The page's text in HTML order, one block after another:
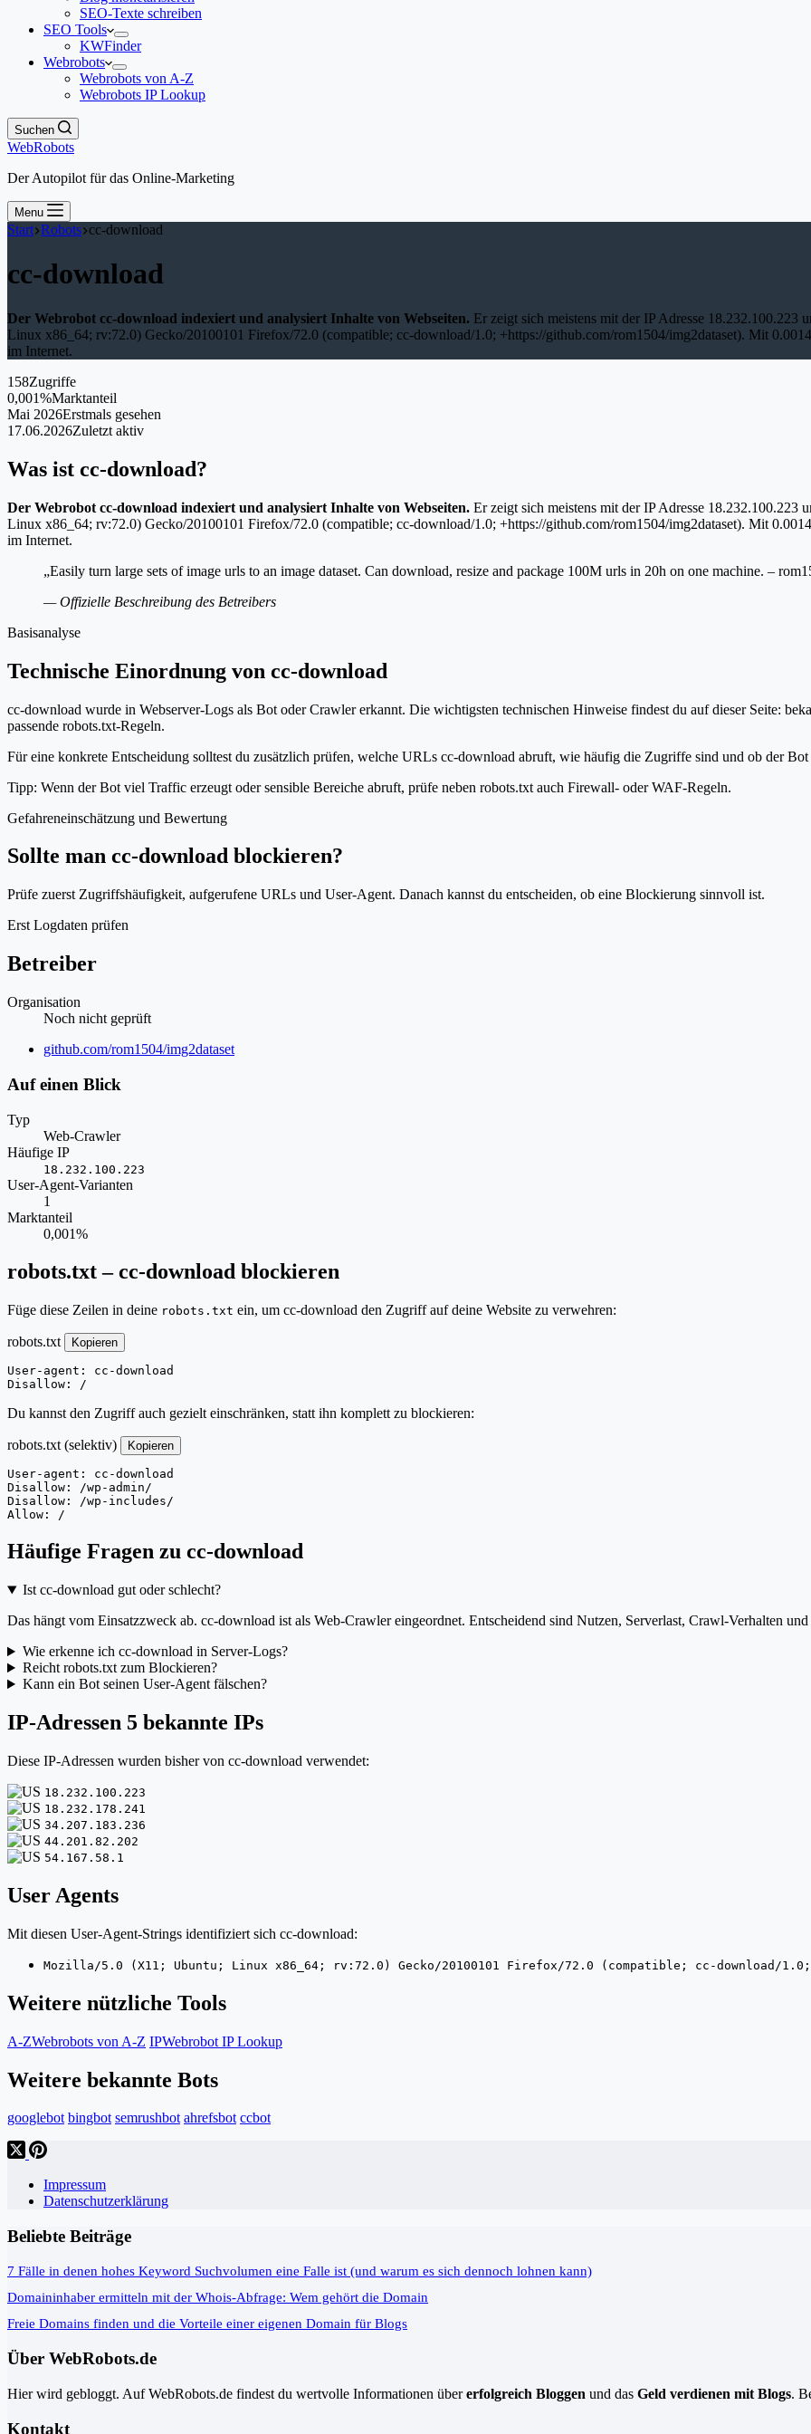
SEO-Texte schreiben
SEO Tools
KWFinder
Webrobots
Webrobots von A-Z
Webrobots IP Lookup
Suchen
WebRobots
Der Autopilot für das Online-Marketing
Menu
Start Robots cc-download
cc-download
Der Webrobot cc-download indexiert und analysiert Inhalte von Webseiten. Er zeigt sich meistens mit der IP Adresse
Linux x86_64; rv:72.0) Gecko/20100101 Firefox/72.0 (compatible; cc-download/1.0; +https://github.com/rom1504/img2dataset). Mit
im Internet.
158Zugriffe
0,001%Marktanteil
Mai 2026Erstmals gesehen
17.06.2026Zuletzt aktiv
Was ist cc-download?
Der Webrobot cc-download indexiert und analysiert Inhalte von Webseiten. Er zeigt sich meistens mit der IP Adresse
Linux x86_64; rv:72.0) Gecko/20100101 Firefox/72.0 (compatible; cc-download/1.0; +https://github.com/rom1504/img2dataset). Mit
im Internet.
„Easily turn large sets of image urls to an image dataset. Can download, resize and package 100M urls in 20h on one machine. –
— Offizielle Beschreibung des Betreibers
Basisanalyse
Technische Einordnung von cc-download
cc-download wurde in Webserver-Logs als Bot oder Crawler erkannt. Die wichtigsten technischen Hinweise findest du auf dieser Seite:
passende robots.txt-Regeln.
Für eine konkrete Entscheidung solltest du zusätzlich prüfen, welche URLs cc-download abruft, wie häufig die Zugriffe sind und ob der
Tipp: Wenn der Bot viel Traffic erzeugt oder sensible Bereiche abruft, prüfe neben robots.txt auch Firewall- oder WAF-Regeln.
Gefahreneinschätzung und Bewertung
Sollte man cc-download blockieren?
Prüfe zuerst Zugriffshäufigkeit, aufgerufene URLs und User-Agent. Danach kannst du entscheiden, ob eine Blockierung sinnvoll ist.
Erst Logdaten prüfen
Betreiber
Organisation
Noch nicht geprüft
Website
github.com/rom1504/img2dataset
Auf einen Blick
Typ
Web-Crawler
Häufige IP
18.232.100.223
User-Agent-Varianten
1
Marktanteil
0,001%
robots.txt – cc-download blockieren
Füge diese Zeilen in deine robots.txt ein, um cc-download den Zugriff auf deine Website zu verwehren:
robots.txt Kopieren
User-agent: cc-download
Disallow: /
Du kannst den Zugriff auch gezielt einschränken, statt ihn komplett zu blockieren:
robots.txt (selektiv) Kopieren
User-agent: cc-download
Disallow: /wp-admin/
Disallow: /wp-includes/
Allow: /
Häufige Fragen zu cc-download
Ist cc-download gut oder schlecht?
Das hängt vom Einsatzzweck ab. cc-download ist als Web-Crawler eingeordnet. Entscheidend sind Nutzen, Serverlast, Crawl-Verhalten
Wie erkenne ich cc-download in Server-Logs?
Reicht robots.txt zum Blockieren?
Kann ein Bot seinen User-Agent fälschen?
IP-Adressen 5 bekannte IPs
Diese IP-Adressen wurden bisher von cc-download verwendet:
18.232.100.223
18.232.178.241
34.207.183.236
44.201.82.202
54.167.58.1
User Agents
Mit diesen User-Agent-Strings identifiziert sich cc-download:
Mozilla/5.0 (X11; Ubuntu; Linux x86_64; rv:72.0) Gecko/20100101 Firefox/72.0 (compatible; cc-download/
Weitere nützliche Tools
A-ZWebrobots von A-Z IPWebrobot IP Lookup
Weitere bekannte Bots
googlebot bingbot semrushbot ahrefsbot ccbot
Impressum
Datenschutzerklärung
Beliebte Beiträge
7 Fälle in denen hohes Keyword Suchvolumen eine Falle ist (und warum es sich dennoch lohnen kann)
Domaininhaber ermitteln mit der Whois-Abfrage: Wem gehört die Domain
Freie Domains finden und die Vorteile einer eigenen Domain für Blogs
Über WebRobots.de
Hier wird gebloggt. Auf WebRobots.de findest du wertvolle Informationen übererfolgreich Bloggen und das Geld verdienen mit Blogs.
Kontakt